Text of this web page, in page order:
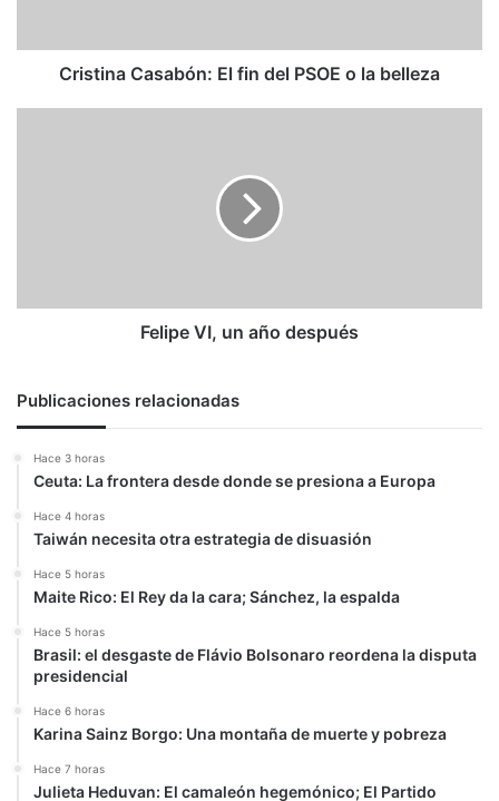
belleza
Cristina Casabón: El fin del PSOE o la belleza
Felipe VI, un año después
Publicaciones relacionadas
Hace 3 horas
Ceuta: La frontera desde donde se presiona a Europa
Hace 4 horas
Taiwán necesita otra estrategia de disuasión
Hace 5 horas
Maite Rico: El Rey da la cara; Sánchez, la espalda
Hace 5 horas
Brasil: el desgaste de Flávio Bolsonaro reordena la disputa
presidencial
Hace 6 horas
Karina Sainz Borgo: Una montaña de muerte y pobreza
Hace 7 horas
Julieta Heduvan: El camaleón hegemónico; El Partido